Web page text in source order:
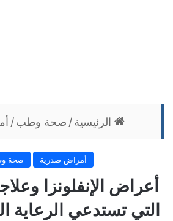
الرئيسية/ صحة وطب/
أمراض صدرية صحة
أعراض الإنفلونزا
التي تستدعي الرعاية